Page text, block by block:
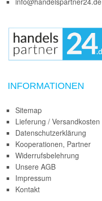
INFORMATIONEN
Sitemap
Lieferung / Versandkosten
Datenschutzerklärung
Kooperationen, Partner
Widerrufsbelehrung
Unsere AGB
Impressum
Kontakt